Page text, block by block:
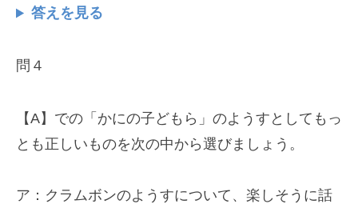
答えを見る
問４
【A】での「かにの子どもら」のようすとしてもっ
とも正しいものを次の中から選びましょう。
ア：クラムボンのようすについて、楽しそうに話